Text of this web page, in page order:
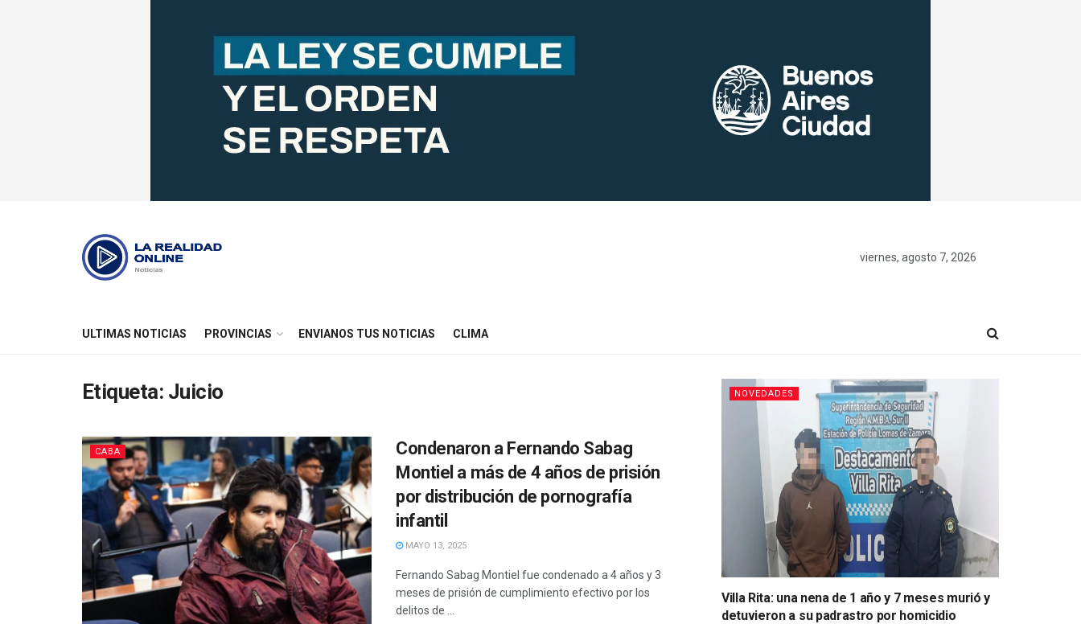
viernes, agosto 7, 2026
ULTIMAS NOTICIAS PROVINCIAS ENVIANOS TUS NOTICIAS CLIMA
Etiqueta: Juicio
CABA
Condenaron a Fernando Sabag
Montiel a más de 4 años de prisión
por distribución de pornografía
infantil
MAYO 13, 2025
Fernando Sabag Montiel fue condenado a 4 años y 3
meses de prisión de cumplimiento efectivo por los
delitos de ...
NOVEDADES
Villa Rita: una nena de 1 año y 7 meses murió y
detuvieron a su padrastro por homicidio